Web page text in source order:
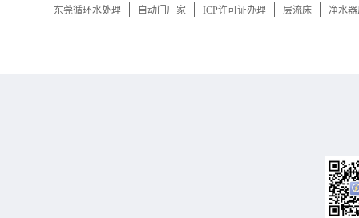
东莞循环水处理
自动门厂家 ICP许可证办理 层流床 净水